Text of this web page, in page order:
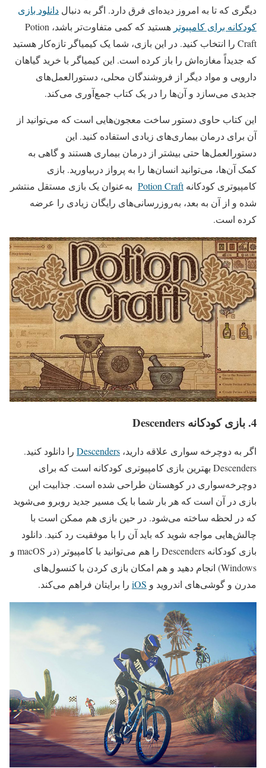
دیگری که تا به امروز دیده‌ای فرق دارد. اگر به دنبال دانلود بازی
کودکانه برای کامپیوتر
هستید که کمی متفاوت‌تر باشد، Potion
Craft را انتخاب کنید. در این بازی، شما یک کیمیاگر تازه‌کار هستید
که جدیداً مغازه‌اش را باز کرده است. این کیمیاگر با خرید گیاهان
دارویی و مواد دیگر از فروشندگان محلی، دستورالعمل‌های
جدیدی می‌سازد و آن‌ها را در یک کتاب جمع‌آوری می‌کند.
این کتاب حاوی دستور ساخت معجون‌هایی است که می‌توانید از
آن برای درمان بیماری‌های زیادی استفاده کنید. این
دستورالعمل‌ها حتی بیشتر از درمان بیماری هستند و گاهی به
کمک آن‌ها، می‌توانید انسان‌ها را به پرواز دربیاورید. بازی
کامپیوتری کودکانهPotion Craft به‌عنوان یک بازی مستقل منتشر
شده و از آن به بعد، به‌روزرسانی‌های رایگان زیادی را عرضه
کرده است.
4. بازی کودکانه Descenders
اگر به دوچرخه سواری علاقه دارید، Descenders را دانلود کنید.
Descenders بهترین بازی کامپیوتری کودکانه است که برای
دوچرخه‌سواری در کوهستان طراحی شده است. جذابیت این
بازی در آن است که هر بار شما با یک مسیر جدید روبرو می‌شوید
که در لحظه ساخته می‌شود. در حین بازی هم ممکن است با
چالش‌هایی مواجه شوید که باید آن را با موفقیت رد کنید. دانلود
بازی کودکانه Descenders را هم می‌توانید با کامپیوتر (در macOS و
Windows) انجام دهید و هم امکان بازی کردن با کنسول‌های
مدرن و گوشی‌های اندروید و iOS را برایتان فراهم می‌کند.